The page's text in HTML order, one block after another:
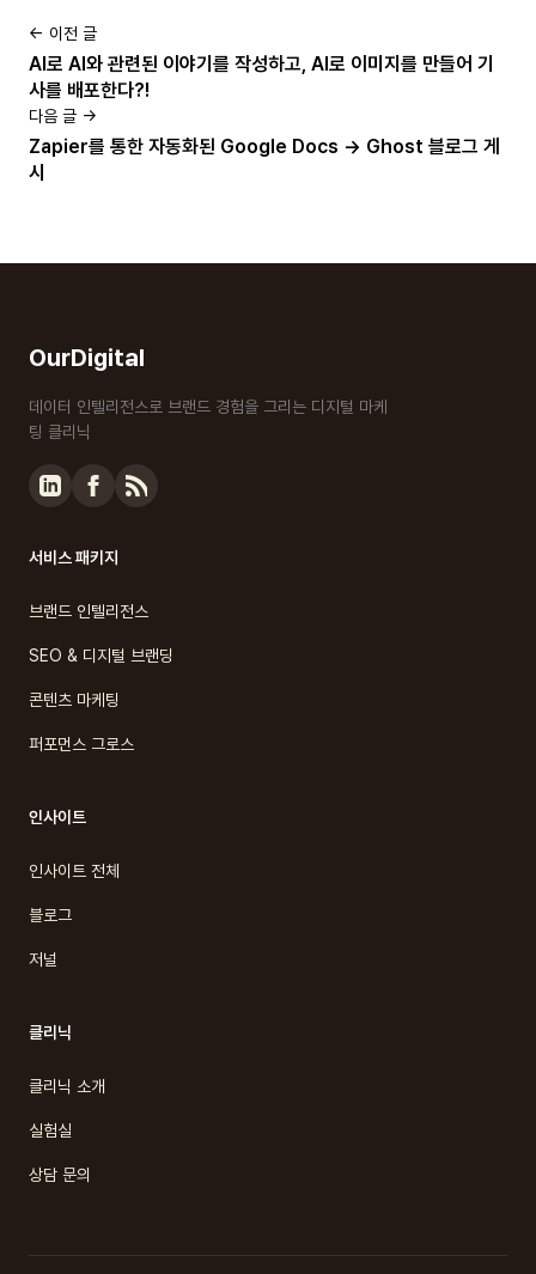
← 이전 글
AI로 AI와 관련된 이야기를 작성하고, AI로 이미지를 만들어 기
사를 배포한다?!
다음 글 →
Zapier를 통한 자동화된 Google Docs → Ghost 블로그 게
시
OurDigital
데이터 인텔리전스로 브랜드 경험을 그리는 디지털 마케
팅 클리닉
서비스 패키지
브랜드 인텔리전스
SEO & 디지털 브랜딩
콘텐츠 마케팅
퍼포먼스 그로스
인사이트
인사이트 전체
블로그
저널
클리닉
클리닉 소개
실험실
상담 문의